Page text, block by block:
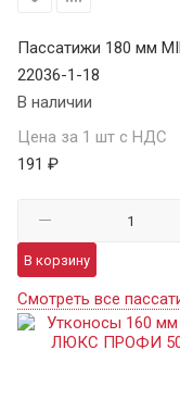
Пассатижи 180 мм
22036-1-18
В наличии
Цена за 1 шт с НДС
191 ₽
В корзину
Смотреть все